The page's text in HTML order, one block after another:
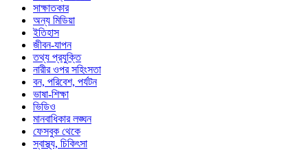
সাক্ষাতকার
অন্য মিডিয়া
ইতিহাস
জীবন-যাপন
তথ্য প্রযুক্তি
নারীর ওপর সহিংসতা
বন, পরিবেশ, পর্যটন
ভাষা-শিক্ষা
ভিডিও
মানবাধিকার লঙ্ঘন
ফেসবুক থেকে
স্বাস্থ্য, চিকিৎসা